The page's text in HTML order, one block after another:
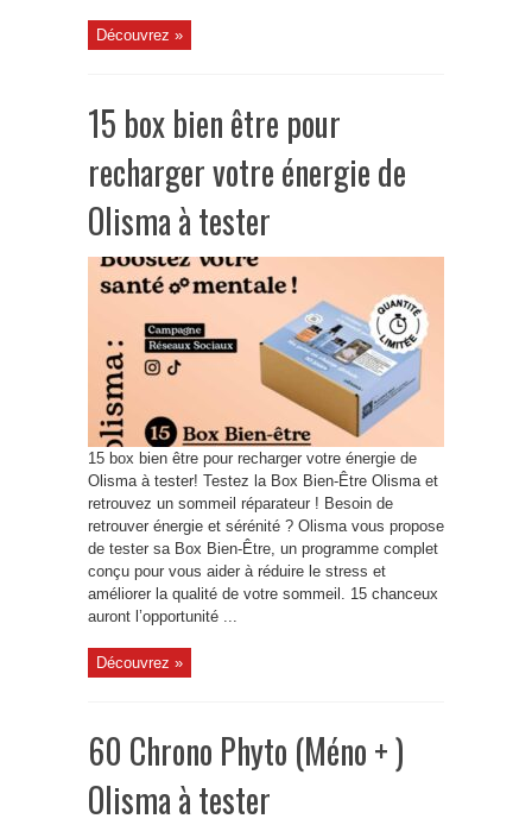
Découvrez »
15 box bien être pour
recharger votre énergie de
Olisma à tester
15 box bien être pour recharger votre énergie de
Olisma à tester! Testez la Box Bien-Être Olisma et
retrouvez un sommeil réparateur ! Besoin de
retrouver énergie et sérénité ? Olisma vous propose
de tester sa Box Bien-Être, un programme complet
conçu pour vous aider à réduire le stress et
améliorer la qualité de votre sommeil. 15 chanceux
auront l’opportunité ...
Découvrez »
60 Chrono Phyto (Méno + )
Olisma à tester